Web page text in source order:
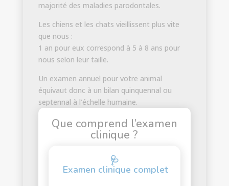
majorité des maladies parodontales.
Les chiens et les chats vieillissent plus vite
que nous :
1 an pour eux correspond à 5 à 8 ans pour
nous selon leur taille.
Un examen annuel pour votre animal
équivaut donc à un bilan quinquennal ou
septennal à l’échelle humaine.
Que comprend l’examen
clinique ?
🩺
Examen clinique complet